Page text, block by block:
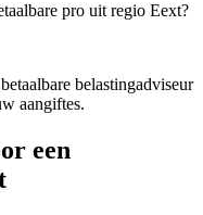
pro uit regio Eext?
belastingadviseur
aangiftes.
een